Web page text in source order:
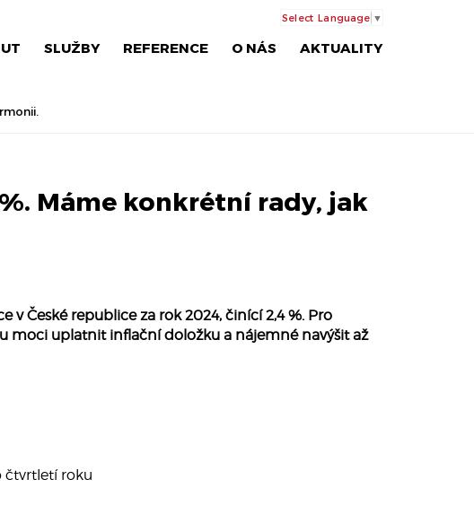
SLUŽBY REFERENCE O NÁS AKTUALITY
Select Language ▼
Máme konkrétní rady, jak
v České republice za rok 2024, činící 2,4 %. Pro
moci uplatnit inflační doložku a nájemné navýšit až
čtvrtletí roku